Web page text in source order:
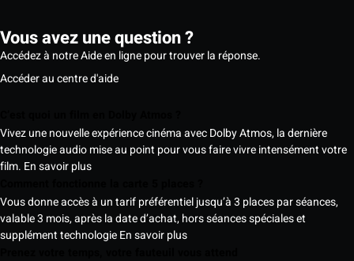
Vous avez une question ?
Accédez à notre Aide en ligne pour trouver la réponse.
Accéder au centre d'aide
Vivez une nouvelle expérience cinéma avec Dolby Atmos, la dernière
technologie audio mise au point pour vous faire vivre intensément votre
film. En savoir plus
Vous donne accès à un tarif préférentiel jusqu’à 3 places par séances,
valable 3 mois, après la date d’achat, hors séances spéciales et
supplément technologieEn savoir plus